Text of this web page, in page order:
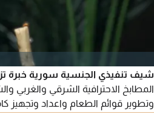
المطابخ الاحترافية الشرقي والغربي
وتطوير قوائم الطعام واعداد وتجهيز